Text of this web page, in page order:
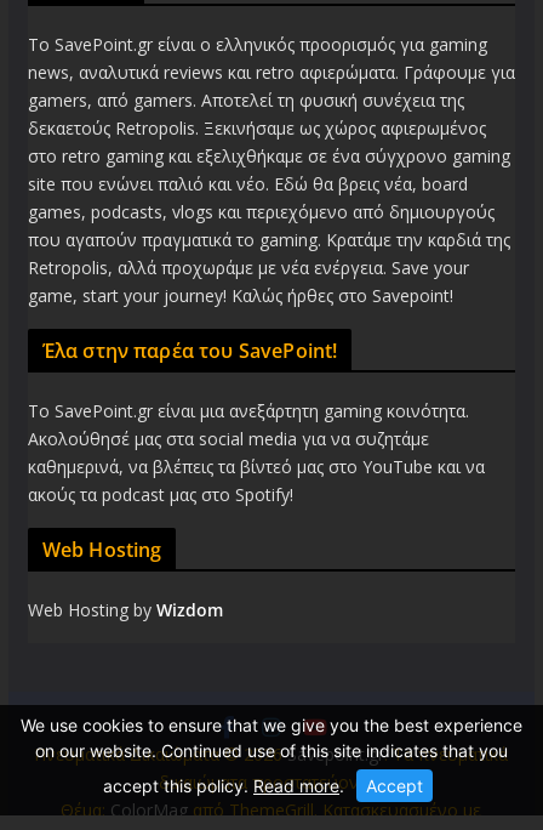
Το SavePoint.gr είναι ο ελληνικός προορισμός για gaming
news, αναλυτικά reviews και retro αφιερώματα. Γράφουμε για
gamers, από gamers. Αποτελεί τη φυσική συνέχεια της
δεκαετούς Retropolis. Ξεκινήσαμε ως χώρος αφιερωμένος
στο retro gaming και εξελιχθήκαμε σε ένα σύγχρονο gaming
site που ενώνει παλιό και νέο. Εδώ θα βρεις νέα, board
games, podcasts, vlogs και περιεχόμενο από δημιουργούς
που αγαπούν πραγματικά το gaming. Κρατάμε την καρδιά της
Retropolis, αλλά προχωράμε με νέα ενέργεια. Save your
game, start your journey! Καλώς ήρθες στο Savepoint!
Έλα στην παρέα του SavePoint!
Το SavePoint.gr είναι μια ανεξάρτητη gaming κοινότητα.
Ακολούθησέ μας στα social media για να συζητάμε
καθημερινά, να βλέπεις τα βίντεό μας στο YouTube και να
ακούς τα podcast μας στο Spotify!
Web Hosting
Web Hosting by Wizdom
Πνευματικά Δικαιώματα © 2026Savepoint.gr. Τα πνευματικά
δικαιώματα προστατεύονται.
Θέμα:ColorMagαπό ThemeGrill. Κατασκευασμένο με
We use cookies to ensure that we give you the best experience
on our website. Continued use of this site indicates that you
accept this policy.Read more. Accept